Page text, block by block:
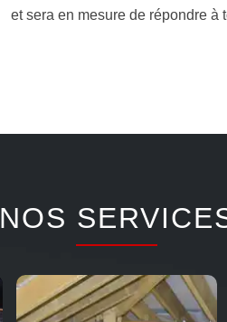
et sera en mesure de répondre à
NOS